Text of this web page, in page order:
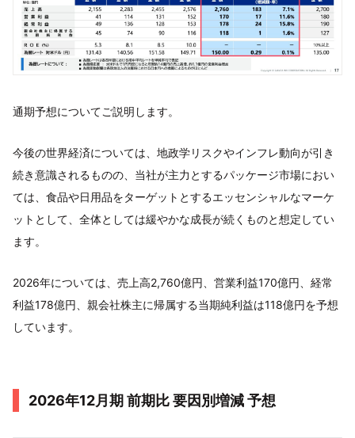
通期予想についてご説明します。
今後の世界経済については、地政学リスクやインフレ動向が引き
続き意識されるものの、当社が主力とするパッケージ市場におい
ては、食品や日用品をターゲットとするエッセンシャルなマーケ
ットとして、全体としては緩やかな成長が続くものと想定してい
ます。
2026年については、売上高2,760億円、営業利益170億円、経常
利益178億円、親会社株主に帰属する当期純利益は118億円を予想
しています。
2026年12月期 前期比 要因別増減 予想